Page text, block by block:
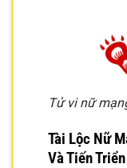
Tử vi nữ
Tài Lộc Nữ
Và Tiến Triển